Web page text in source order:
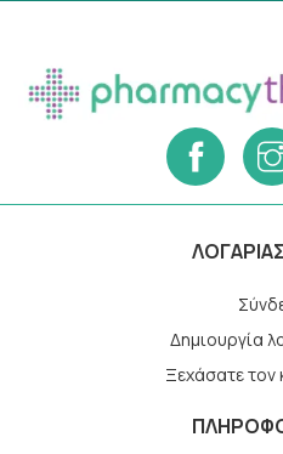
Δημιουργία
Ξεχάσατε τον